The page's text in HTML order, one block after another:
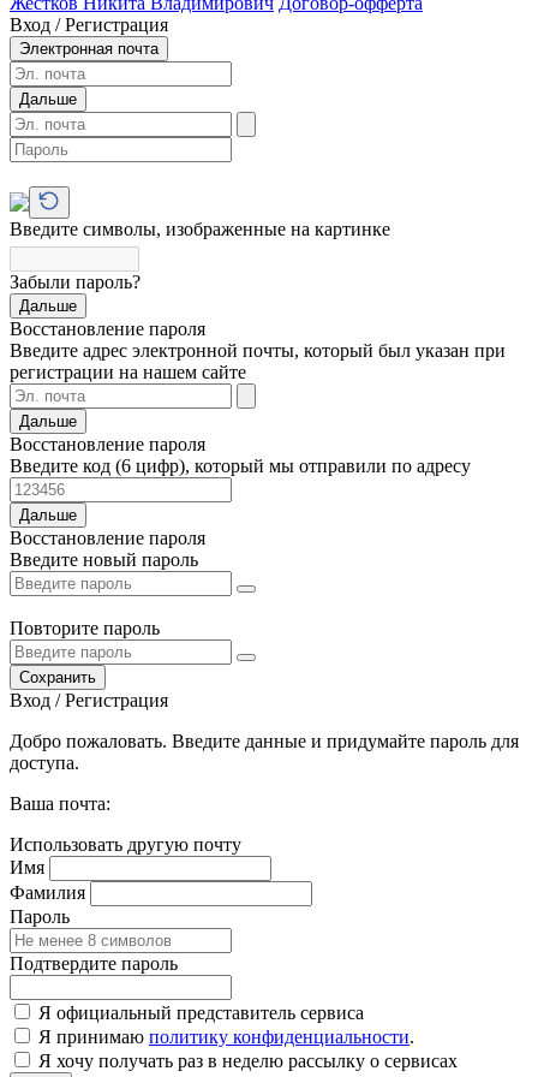
Вход / Регистрация
Электронная почта
Дальше
Введите символы, изображенные на картинке
Забыли пароль?
Дальше
Восстановление пароля
Введите адрес электронной почты, который был указан при
регистрации на нашем сайте
Дальше
Восстановление пароля
Введите код (6 цифр), который мы отправили по адресу
Дальше
Восстановление пароля
Введите новый пароль
Повторите пароль
Сохранить
Вход / Регистрация
Добро пожаловать. Введите данные и придумайте пароль для
доступа.
Ваша почта:
Использовать другую почту
Имя
Фамилия
Пароль
Подтвердите пароль
Я официальный представитель сервиса
Я принимаю политику конфиденциальности.
Я хочу получать раз в неделю рассылку о сервисах